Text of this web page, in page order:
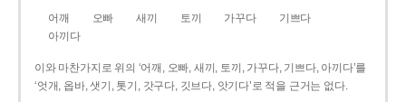
어깨 오빠 새끼 토끼 가꾸다
기쁘다
아끼다
이와 마찬가지로 위의 ‘어깨, 오빠, 새끼, 토끼, 가꾸다, 기쁘다, 아끼다’를
‘엇개, 옵바, 샛기, 톳기, 갓구다, 깃브다, 앗기다’로 적을 근거는 없다.